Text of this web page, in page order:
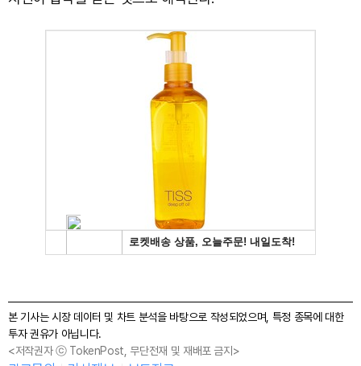
본 기사는 시장 데이터 및 차트 분석을 바탕으로 작성되었으며, 특정 종목에 대한
투자 권유가 아닙니다.
<저작권자 ⓒ TokenPost, 무단전재 및 재배포 금지>